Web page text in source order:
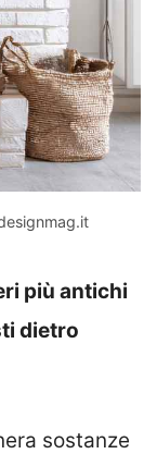
più antichi
dietro
sostanze